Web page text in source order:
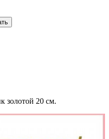
золотой 20 см.